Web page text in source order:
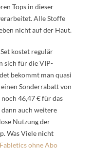
Tops in dieser
Alle Stoffe
nicht auf der Haut.
kostet regulär
sich für die VIP-
bekommt man quasi
Sonderrabatt von
46,47 € für das
auch weitere
Nutzung der
Was Viele nicht
Fabletics ohne Abo